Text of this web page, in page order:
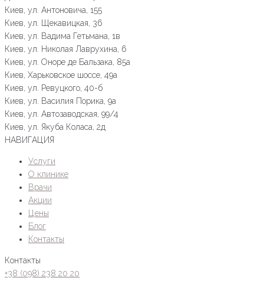
Киев, ул. Антоновича, 155
Киев, ул. Щекавицкая, 36
Киев, ул. Вадима Гетьмана, 1в
Киев, ул. Николая Лаврухина, 6
Киев, ул. Оноре де Бальзака, 85а
Киев, Харьковское шоссе, 49а
Киев, ул. Ревуцкого, 40-б
Киев, ул. Василия Порика, 9а
Киев, ул. Автозаводская, 99/4
Киев, ул. Якуба Коласа, 2д
НАВИГАЦИЯ
Услуги
О клинике
Врачи
Акции
Цены
Блог
Контакты
Контакты
+38 (098) 238 20 20